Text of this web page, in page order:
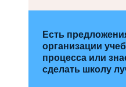
Есть
организации
процесса или
сделать школу